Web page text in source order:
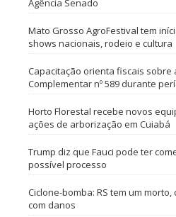
Agência Senado
Mato Grosso AgroFestival tem
shows nacionais, rodeio e cultura
Capacitação orienta fiscais sobre
Complementar nº 589 durante
Horto Florestal recebe novos
ações de arborização em Cuiabá
Trump diz que Fauci pode ter
possível processo
Ciclone-bomba: RS tem um
com danos